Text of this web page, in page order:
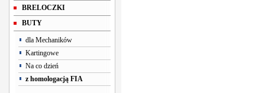
BRELOCZKI
BUTY
dla Mechaników
Kartingowe
Na co dzień
z homologacją FIA